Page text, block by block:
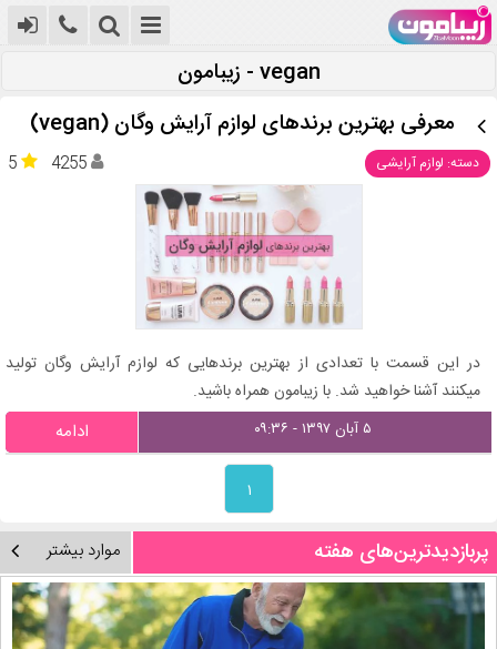
vegan - زیبامون
معرفی بهترین برندهای لوازم آرایش وگان (vegan)
دسته: لوازم آرایشی 5 4255
در این قسمت با تعدادی از بهترین برندهایی که لوازم آرایش وگان تولید
میکنند آشنا خواهید شد. با زیبامون همراه باشید.
۵ آبان ۱۳۹۷ - ۰۹:۳۶ ادامه
۱
پربازدیدترین‌های هفته موارد بیشتر